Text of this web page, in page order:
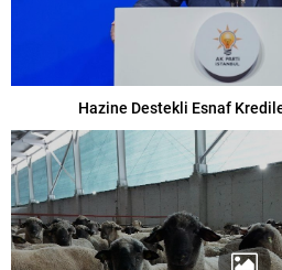
Hazine Destekli Esnaf